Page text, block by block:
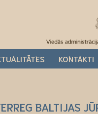
KONTAKTI
BALTIJAS